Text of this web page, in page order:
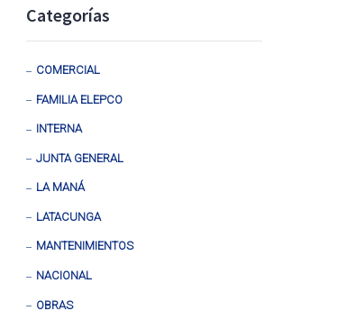
Categorías
COMERCIAL
FAMILIA ELEPCO
INTERNA
JUNTA GENERAL
LA MANÁ
LATACUNGA
MANTENIMIENTOS
NACIONAL
OBRAS